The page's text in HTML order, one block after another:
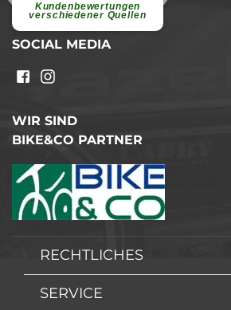
Kundenbewertungen
verschiedener Quellen
weiterlesen
SOCIAL MEDIA
WIR SIND
BIKE&CO PARTNER
RECHTLICHES
SERVICE